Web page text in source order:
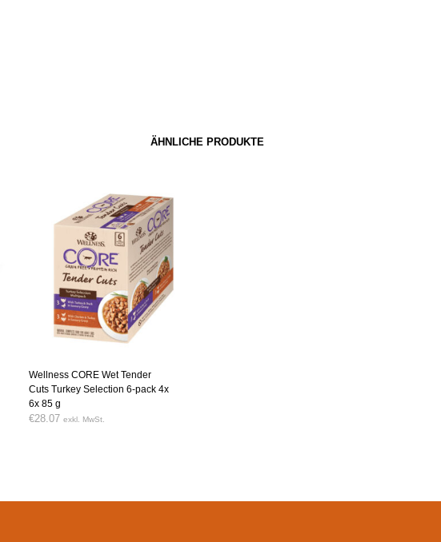
ÄHNLICHE PRODUKTE
Wellness CORE Wet Tender
Cuts Turkey Selection 6-pack 4x
6x 85 g
€28.07 exkl. MwSt.